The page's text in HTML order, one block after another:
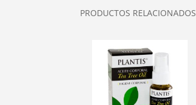
PRODUCTOS RELACIONADOS